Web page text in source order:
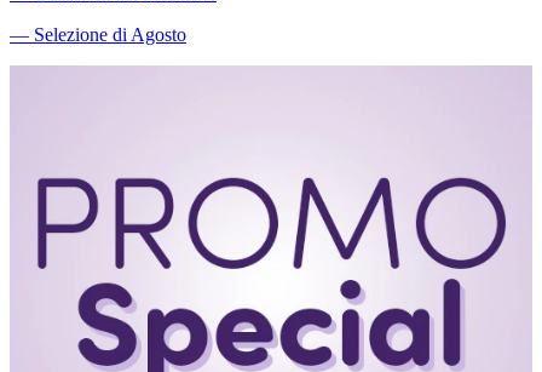
― Selezione di Agosto